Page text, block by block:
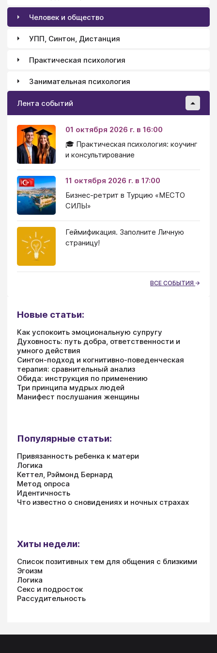
Человек и общество
УПП, Синтон, Дистанция
Практическая психология
Занимательная психология
Лента событий
01 октября 2026 г. в 16:00
🎓 Практическая психология: коучинг
и консультирование
11 октября 2026 г. в 17:00
Бизнес-ретрит в Турцию «МЕСТО
СИЛЫ»
Геймификация. Заполните Личную
страницу!
ВСЕ СОБЫТИЯ
Новые статьи:
Как успокоить эмоциональную супругу
Духовность: путь добра, ответственности и
умного действия
Синтон-подход и когнитивно-поведенческая
терапия: сравнительный анализ
Обида: инструкция по применению
Три принципа мудрых людей
Манифест послушания женщины
Популярные статьи:
Привязанность ребенка к матери
Логика
Кеттел, Рэймонд Бернард
Метод опроса
Идентичность
Что известно о сновидениях и ночных страхах
Хиты недели:
Список позитивных тем для общения с близкими
Эгоизм
Логика
Секс и подросток
Рассудительность